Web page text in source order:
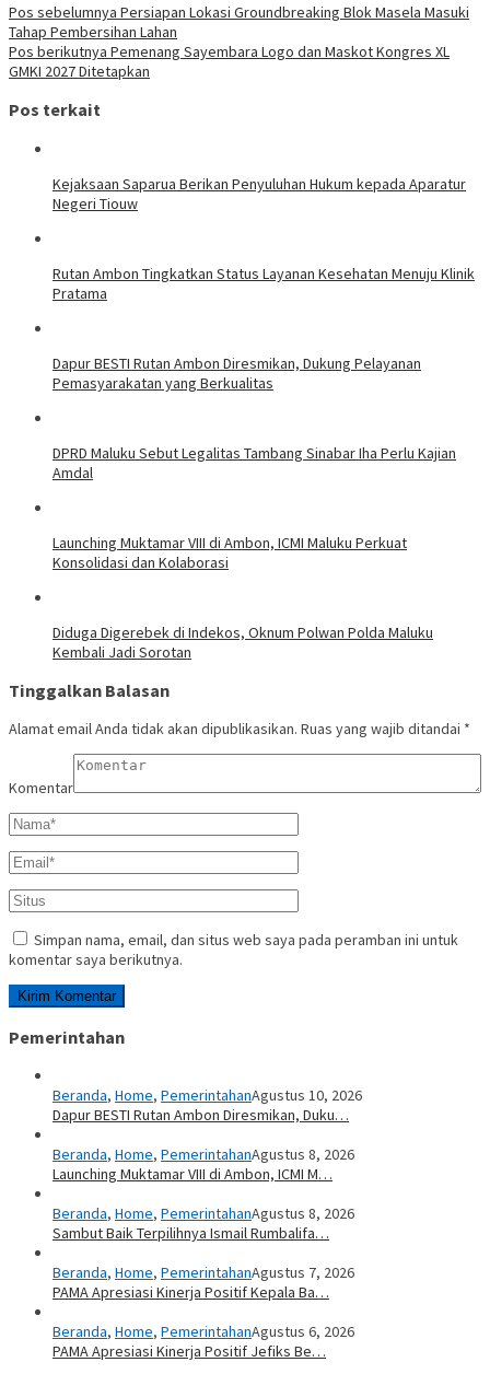
Pos sebelumnya Persiapan Lokasi Groundbreaking Blok Masela Masuki
Tahap Pembersihan Lahan
Pos berikutnya Pemenang Sayembara Logo dan Maskot Kongres XL
GMKI 2027 Ditetapkan
Pos terkait
Kejaksaan Saparua Berikan Penyuluhan Hukum kepada Aparatur
Negeri Tiouw
Rutan Ambon Tingkatkan Status Layanan Kesehatan Menuju Klinik
Pratama
Dapur BESTI Rutan Ambon Diresmikan, Dukung Pelayanan
Pemasyarakatan yang Berkualitas
DPRD Maluku Sebut Legalitas Tambang Sinabar Iha Perlu Kajian
Amdal
Launching Muktamar VIII di Ambon, ICMI Maluku Perkuat
Konsolidasi dan Kolaborasi
Diduga Digerebek di Indekos, Oknum Polwan Polda Maluku
Kembali Jadi Sorotan
Tinggalkan Balasan
Alamat email Anda tidak akan dipublikasikan. Ruas yang wajib ditandai *
Komentar
Simpan nama, email, dan situs web saya pada peramban ini untuk
komentar saya berikutnya.
Pemerintahan
Beranda, Home, PemerintahanAgustus 10, 2026
Dapur BESTI Rutan Ambon Diresmikan, Duku…
Beranda, Home, PemerintahanAgustus 8, 2026
Launching Muktamar VIII di Ambon, ICMI M…
Beranda, Home, PemerintahanAgustus 8, 2026
Sambut Baik Terpilihnya Ismail Rumbalifa…
Beranda, Home, PemerintahanAgustus 7, 2026
PAMA Apresiasi Kinerja Positif Kepala Ba…
Beranda, Home, PemerintahanAgustus 6, 2026
PAMA Apresiasi Kinerja Positif Jefiks Be…